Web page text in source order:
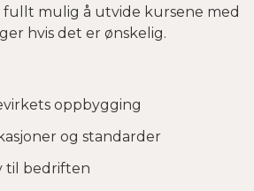
fullt mulig å utvide kursene med
hvis det er ønskelig.
oppbygging
og standarder
til bedriften